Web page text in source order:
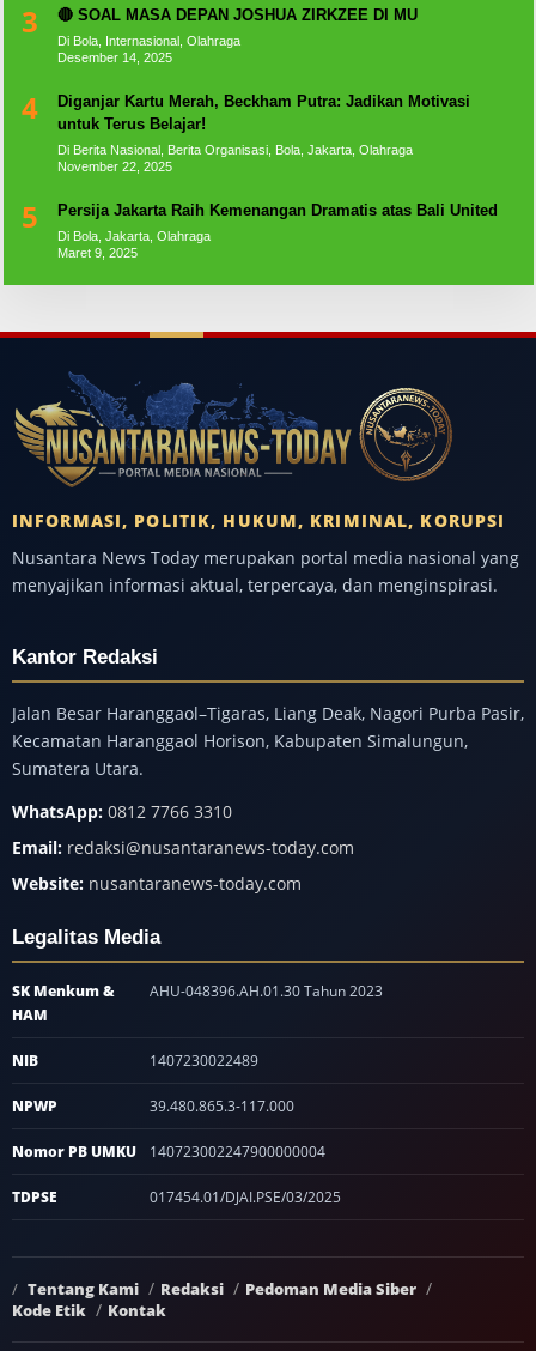
3 🔴 SOAL MASA DEPAN JOSHUA ZIRKZEE DI MU
Di Bola, Internasional, Olahraga
Desember 14, 2025
4
Diganjar Kartu Merah, Beckham Putra: Jadikan Motivasi
untuk Terus Belajar!
Di Berita Nasional, Berita Organisasi, Bola, Jakarta, Olahraga
November 22, 2025
5 Persija Jakarta Raih Kemenangan Dramatis atas Bali United
Di Bola, Jakarta, Olahraga
Maret 9, 2025
INFORMASI, POLITIK, HUKUM, KRIMINAL, KORUPSI
Nusantara News Today merupakan portal media nasional yang
menyajikan informasi aktual, terpercaya, dan menginspirasi.
Kantor Redaksi
Jalan Besar Haranggaol–Tigaras, Liang Deak, Nagori Purba Pasir,
Kecamatan Haranggaol Horison, Kabupaten Simalungun,
Sumatera Utara.
WhatsApp: 0812 7766 3310
Email: redaksi@nusantaranews-today.com
Website: nusantaranews-today.com
Legalitas Media
SK Menkum &
HAM
AHU-048396.AH.01.30 Tahun 2023
NIB 1407230022489
NPWP 39.480.865.3-117.000
Nomor PB UMKU 140723002247900000004
TDPSE 017454.01/DJAI.PSE/03/2025
Tentang Kami Redaksi
Pedoman Media Siber
Kode Etik
Kontak